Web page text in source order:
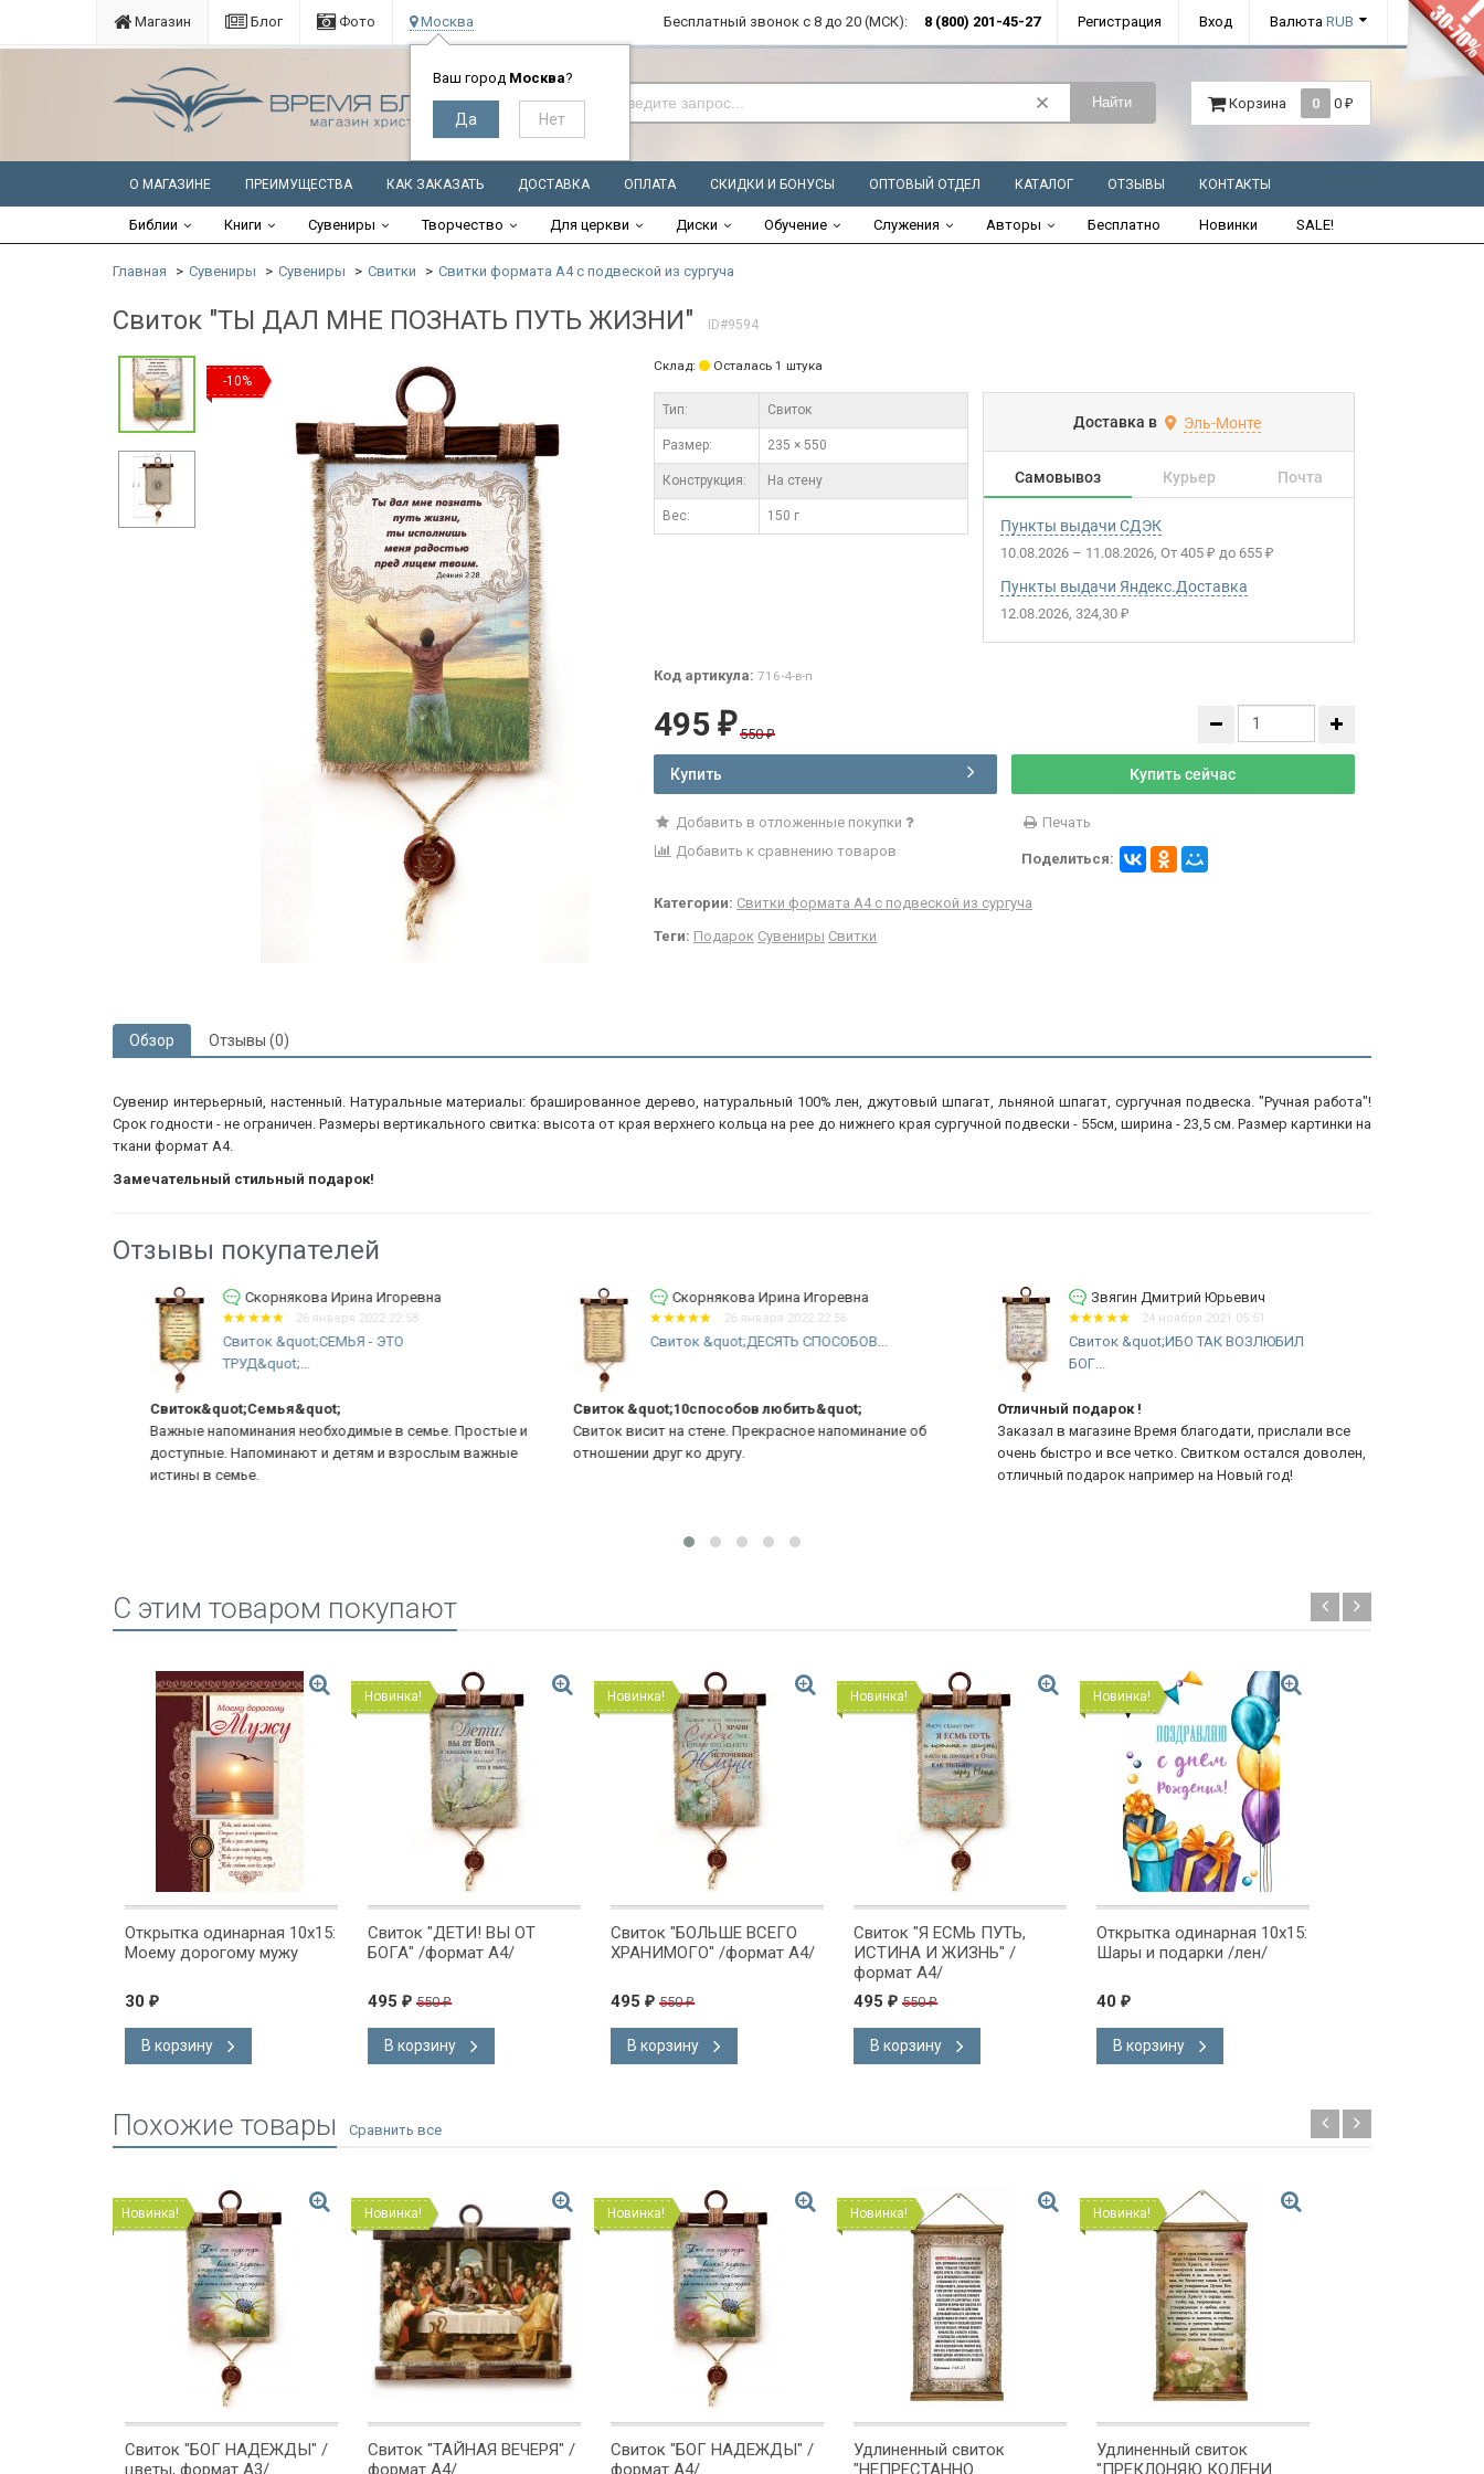
Магазин Блог Фото Москва
Ваш город Москва?
Бесплатный звонок с 8 до 20 (МСК): 8 (800) 201-45-27 Регистрация Вход Валюта RUB
Найти Корзина 0 0 ₽
О МАГАЗИНЕ ПРЕИМУЩЕСТВА КАК ЗАКАЗАТЬ ДОСТАВКА ОПЛАТА СКИДКИ И БОНУСЫ ОПТОВЫЙ ОТДЕЛ КАТАЛОГ ОТЗЫВЫ КОНТАКТЫ
Библии Книги Сувениры Творчество Для церкви Диски Обучение Служения Авторы Бесплатно Новинки SALE!
Главная Сувениры Сувениры Свитки Свитки формата А4 с подвеской из сургуча
Свиток "ТЫ ДАЛ МНЕ ПОЗНАТЬ ПУТЬ ЖИЗНИ" ID#9594
-10%
Склад: Осталась 1 штука
Тип: Свиток
Размер: 235 × 550
Конструкция: На стену
Вес: 150 г
Доставка в Эль-Монте
Самовывоз Курьер Почта
Пункты выдачи СДЭК
10.08.2026 – 11.08.2026 От 405₽ до 655₽
Пункты выдачи Яндекс.Доставка
12.08.2026 324,30₽
Код артикула: 716-4-в-п
495 ₽ 550₽
Купить Купить сейчас
Добавить в отложенные покупки
Печать
Добавить к сравнению товаров
Поделиться:
Категории: Свитки формата А4 с подвеской из сургуча
Теги: Подарок Сувениры Свитки
Обзор Отзывы (0)
Сувенир интерьерный, настенный. Натуральные материалы: брашированное дерево, натуральный 100% лен, джутовый шпагат, льняной шпагат, сургучная подвеска. "Ручная работа"!
Срок годности - не ограничен. Размеры вертикального свитка: высота от края верхнего кольца на рее до нижнего края сургучной подвески - 55см, ширина - 23,5 см. Размер картинки на
ткани формат А4.
Замечательный стильный подарок!
Отзывы покупателей
Скорнякова Ирина Игоревна
26 января 2022 22:58
Свиток &quot;СЕМЬЯ - ЭТО
ТРУД&quot;...
Свиток&quot;Семья&quot;
Важные напоминания необходимые в семье. Простые и
доступные. Напоминают и детям и взрослым важные
истины в семье.
Скорнякова Ирина Игоревна
26 января 2022 22:56
Свиток &quot;ДЕСЯТЬ СПОСОБОВ...
Свиток &quot;10способов любить&quot;
Свиток висит на стене. Прекрасное напоминание об
отношении друг ко другу.
Звягин Дмитрий Юрьевич
24 ноября 2021 05:51
Свиток &quot;ИБО ТАК ВОЗЛЮБИЛ
БОГ...
Отличный подарок !
Заказал в магазине Время благодати, прислали все
очень быстро и все четко. Свитком остался доволен,
отличный подарок например на Новый год!
C этим товаром покупают
Открытка одинарная 10x15:
Моему дорогому мужу
30 ₽
В корзину
Новинка!
Свиток "ДЕТИ! ВЫ ОТ
БОГА" /формат А4/
495 ₽ 550₽
В корзину
Новинка!
Свиток "БОЛЬШЕ ВСЕГО
ХРАНИМОГО" /формат А4/
495 ₽ 550₽
В корзину
Новинка!
Свиток "Я ЕСМЬ ПУТЬ,
ИСТИНА И ЖИЗНЬ" /
формат А4/
495 ₽ 550₽
В корзину
Новинка!
Открытка одинарная 10x15:
Шары и подарки /лен/
40 ₽
В корзину
Похожие товары
Новинка!
Свиток "БОГ НАДЕЖДЫ" /
цветы, формат А3/
Новинка!
Свиток "ТАЙНАЯ ВЕЧЕРЯ" /
формат А4/
Новинка!
Свиток "БОГ НАДЕЖДЫ" /
формат А4/
Новинка!
Удлиненный свиток
"НЕПРЕСТАННО
Новинка!
Удлиненный свиток
"ПРЕКЛОНЯЮ КОЛЕНИ